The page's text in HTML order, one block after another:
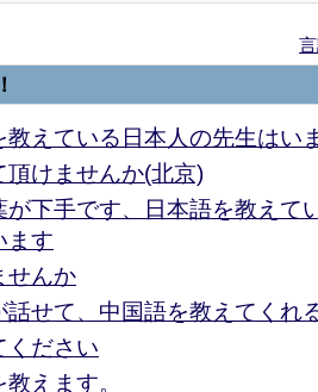
教えている日本人の先生はい
頂けませんか(北京)
が下手です、日本語を教えて
ます
せんか
話せて、中国語を教えてくれ
ください
えます。